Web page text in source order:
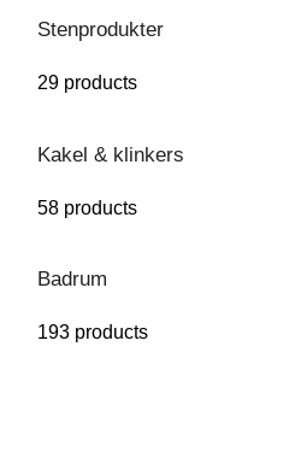
Stenprodukter
29 products
Kakel & klinkers
58 products
Badrum
193 products